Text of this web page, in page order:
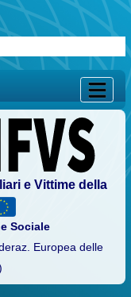
e Vittime della
Sociale
Europea delle